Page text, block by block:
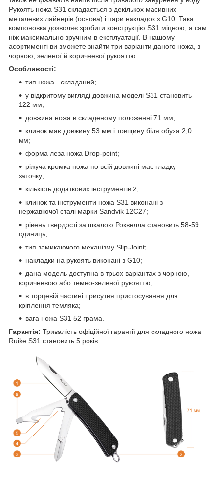
Рукоять ножа S31 складається з декількох масивних
металевих лайнерів (основа) і пари накладок з G10. Така
компоновка дозволяє зробити конструкцію S31 міцною, а сам
ніж максимально зручним в експлуатації. В нашому
асортименті ви зможете знайти три варіанти даного ножа, з
чорною, зеленої й коричневої рукояттю.
Особливості:
тип ножа - складаний;
у відкритому вигляді довжина моделі S31 становить
122 мм;
довжина ножа в складеному положенні 71 мм;
клинок має довжину 53 мм і товщину біля обуха 2,0
мм;
форма леза ножа Drop-point;
ріжуча кромка ножа по всій довжині має гладку
заточку;
кількість додаткових інструментів 2;
клинок та інструменти ножа S31 виконані з
нержавіючої сталі марки Sandvik 12C27;
рівень твердості за шкалою Роквелла становить 58-59
одиниць;
тип замикаючого механізму Slip-Joint;
накладки на рукоять виконані з G10;
дана модель доступна в трьох варіантах з чорною,
коричневою або темно-зеленої рукояттю;
в торцевій частині присутня пристосування для
кріплення темляка;
вага ножа S31 52 грама.
Гарантія: Тривалість офіційної гарантії для складного ножа
Ruike S31 становить 5 років.